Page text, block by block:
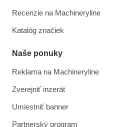
Recenzie na Machineryline
Katalóg značiek
Naše ponuky
Reklama na Machineryline
Zverejniť inzerát
Umiestniť banner
Partnerský program